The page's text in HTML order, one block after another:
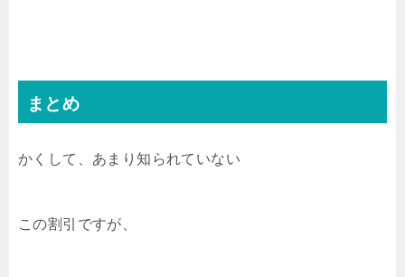
まとめ
かくして、あまり知られていない
この割引ですが、